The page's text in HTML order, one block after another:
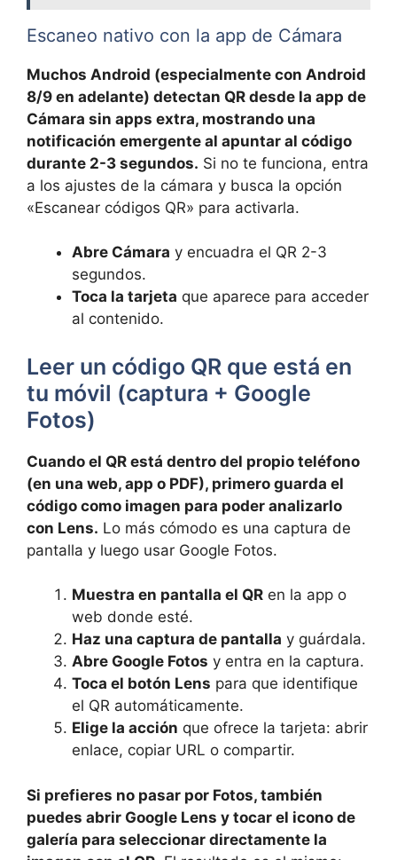
Escaneo nativo con la app de Cámara
Muchos Android (especialmente con Android
8/9 en adelante) detectan QR desde la app de
Cámara sin apps extra, mostrando una
notificación emergente al apuntar al código
durante 2-3 segundos. Si no te funciona, entra
a los ajustes de la cámara y busca la opción
«Escanear códigos QR» para activarla.
Abre Cámara y encuadra el QR 2-3
segundos.
Toca la tarjeta que aparece para acceder
al contenido.
Leer un código QR que está en
tu móvil (captura + Google
Fotos)
Cuando el QR está dentro del propio teléfono
(en una web, app o PDF), primero guarda el
código como imagen para poder analizarlo
con Lens. Lo más cómodo es una captura de
pantalla y luego usar Google Fotos.
Muestra en pantalla el QR en la app o
web donde esté.
Haz una captura de pantalla y guárdala.
Abre Google Fotos y entra en la captura.
Toca el botón Lens para que identifique
el QR automáticamente.
Elige la acción que ofrece la tarjeta: abrir
enlace, copiar URL o compartir.
Si prefieres no pasar por Fotos, también
puedes abrir Google Lens y tocar el icono de
galería para seleccionar directamente la